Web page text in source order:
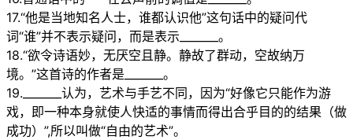
17.“他是当地知名人士，谁都认识他”这句话中的疑问代
词“谁”并不表示疑问，而是表示_______。
18.“欲令诗语妙，无厌空且静。静故了群动，空故纳万
境。”这首诗的作者是_______。
19._______认为，艺术与手艺不同，因为“好像它只能作为游
戏，即一种本身就使人快适的事情而得出合乎目的的结果（做
成功）”,所以叫做“自由的艺术”。